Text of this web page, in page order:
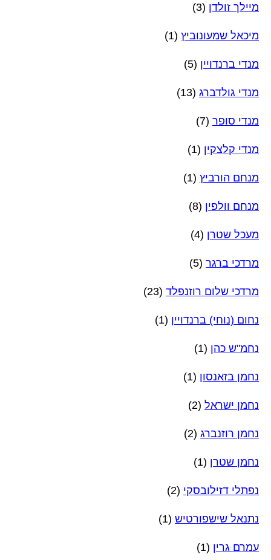
מיילך זולדן (3)
מיכאל שמעונוביץ (1)
מנדי ברנדויין (5)
מנדי גולדברג (13)
מנדי סופר (7)
מנדי קלצקין (1)
מנחם הורביץ (1)
מנחם וולפין (8)
מעכל שטרן (4)
מרדכי ברגר (5)
מרדכי שלום רוזנפלד (23)
נחום (נוחי) ברנדויין (1)
נחמ"ש כהן (1)
נחמן בזאנסון (1)
נחמן ישראל (2)
נחמן רוזנברג (2)
נחמן שטרן (1)
נפתלי דזילובסקי (2)
נתנאל שישפורטיש (1)
עמרם גרין (1)